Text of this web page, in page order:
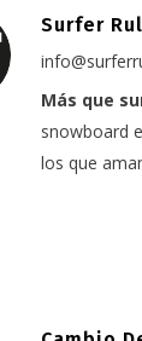
Surfer
Más que
snowboard
los que